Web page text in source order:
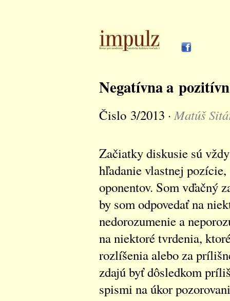
Negatívna a
Čislo 3/2013 ·Matúš
Začiatky diskusie sú
hľadanie vlastnej
oponentov. Som vďačný
by som odpovedať na
nedorozumenie a
na niektoré tvrdenia,
rozlíšenia alebo za
zdajú byť dôsledkom
spismi na úkor